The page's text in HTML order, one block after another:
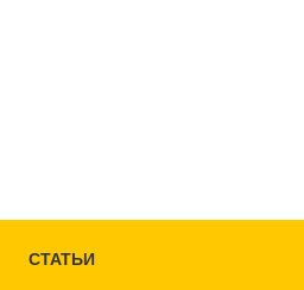
СТАТЬИ